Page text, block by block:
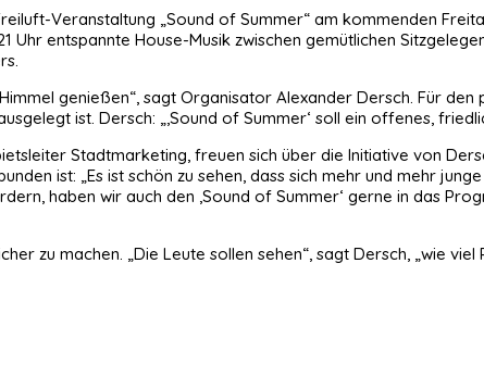
Veranstaltung „Sound of Summer“ am kommenden
entspannte House-Musik zwischen gemütlichen
genießen“, sagt Organisator Alexander Dersch. Für
ist. Dersch: „,Sound of Summer‘ soll ein offenes,
Stadtmarketing, freuen sich über die Initiative von
ist: „Es ist schön zu sehen, dass sich mehr und mehr
haben wir auch den ,Sound of Summer‘ gerne in das
zu machen. „Die Leute sollen sehen“, sagt Dersch, „wie viel